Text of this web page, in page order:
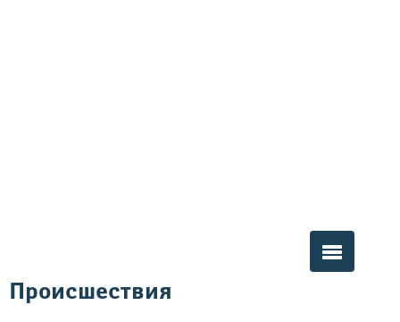
Вы здесь
Происшествия